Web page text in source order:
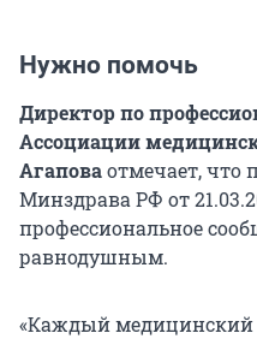
Нужно помочь
Директор по
Ассоциации
Агаповаотмечает, что
Минздрава РФ от
профессиональное
равнодушным.
«Каждый медицинский